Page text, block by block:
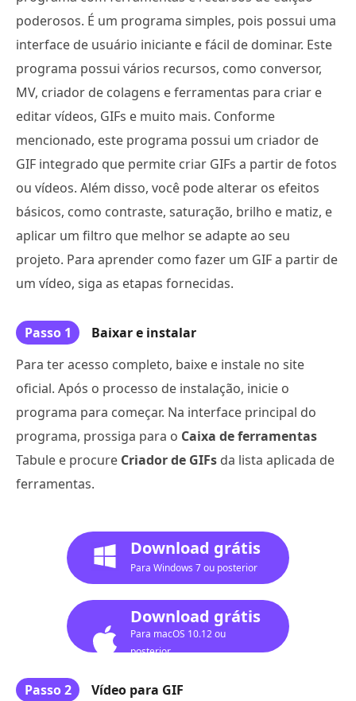
poderosos. É um programa simples, pois possui uma
interface de usuário iniciante e fácil de dominar. Este
programa possui vários recursos, como conversor,
MV, criador de colagens e ferramentas para criar e
editar vídeos, GIFs e muito mais. Conforme
mencionado, este programa possui um criador de
GIF integrado que permite criar GIFs a partir de fotos
ou vídeos. Além disso, você pode alterar os efeitos
básicos, como contraste, saturação, brilho e matiz, e
aplicar um filtro que melhor se adapte ao seu
projeto. Para aprender como fazer um GIF a partir de
um vídeo, siga as etapas fornecidas.
Passo 1
Baixar e instalar
Para ter acesso completo, baixe e instale no site
oficial. Após o processo de instalação, inicie o
programa para começar. Na interface principal do
programa, prossiga para o Caixa de ferramentas
Tabule e procure Criador de GIFs da lista aplicada de
ferramentas.
Download grátis
Para Windows 7 ou posterior
Download grátis
Para macOS 10.12 ou
posterior
Passo 2 Vídeo para GIF